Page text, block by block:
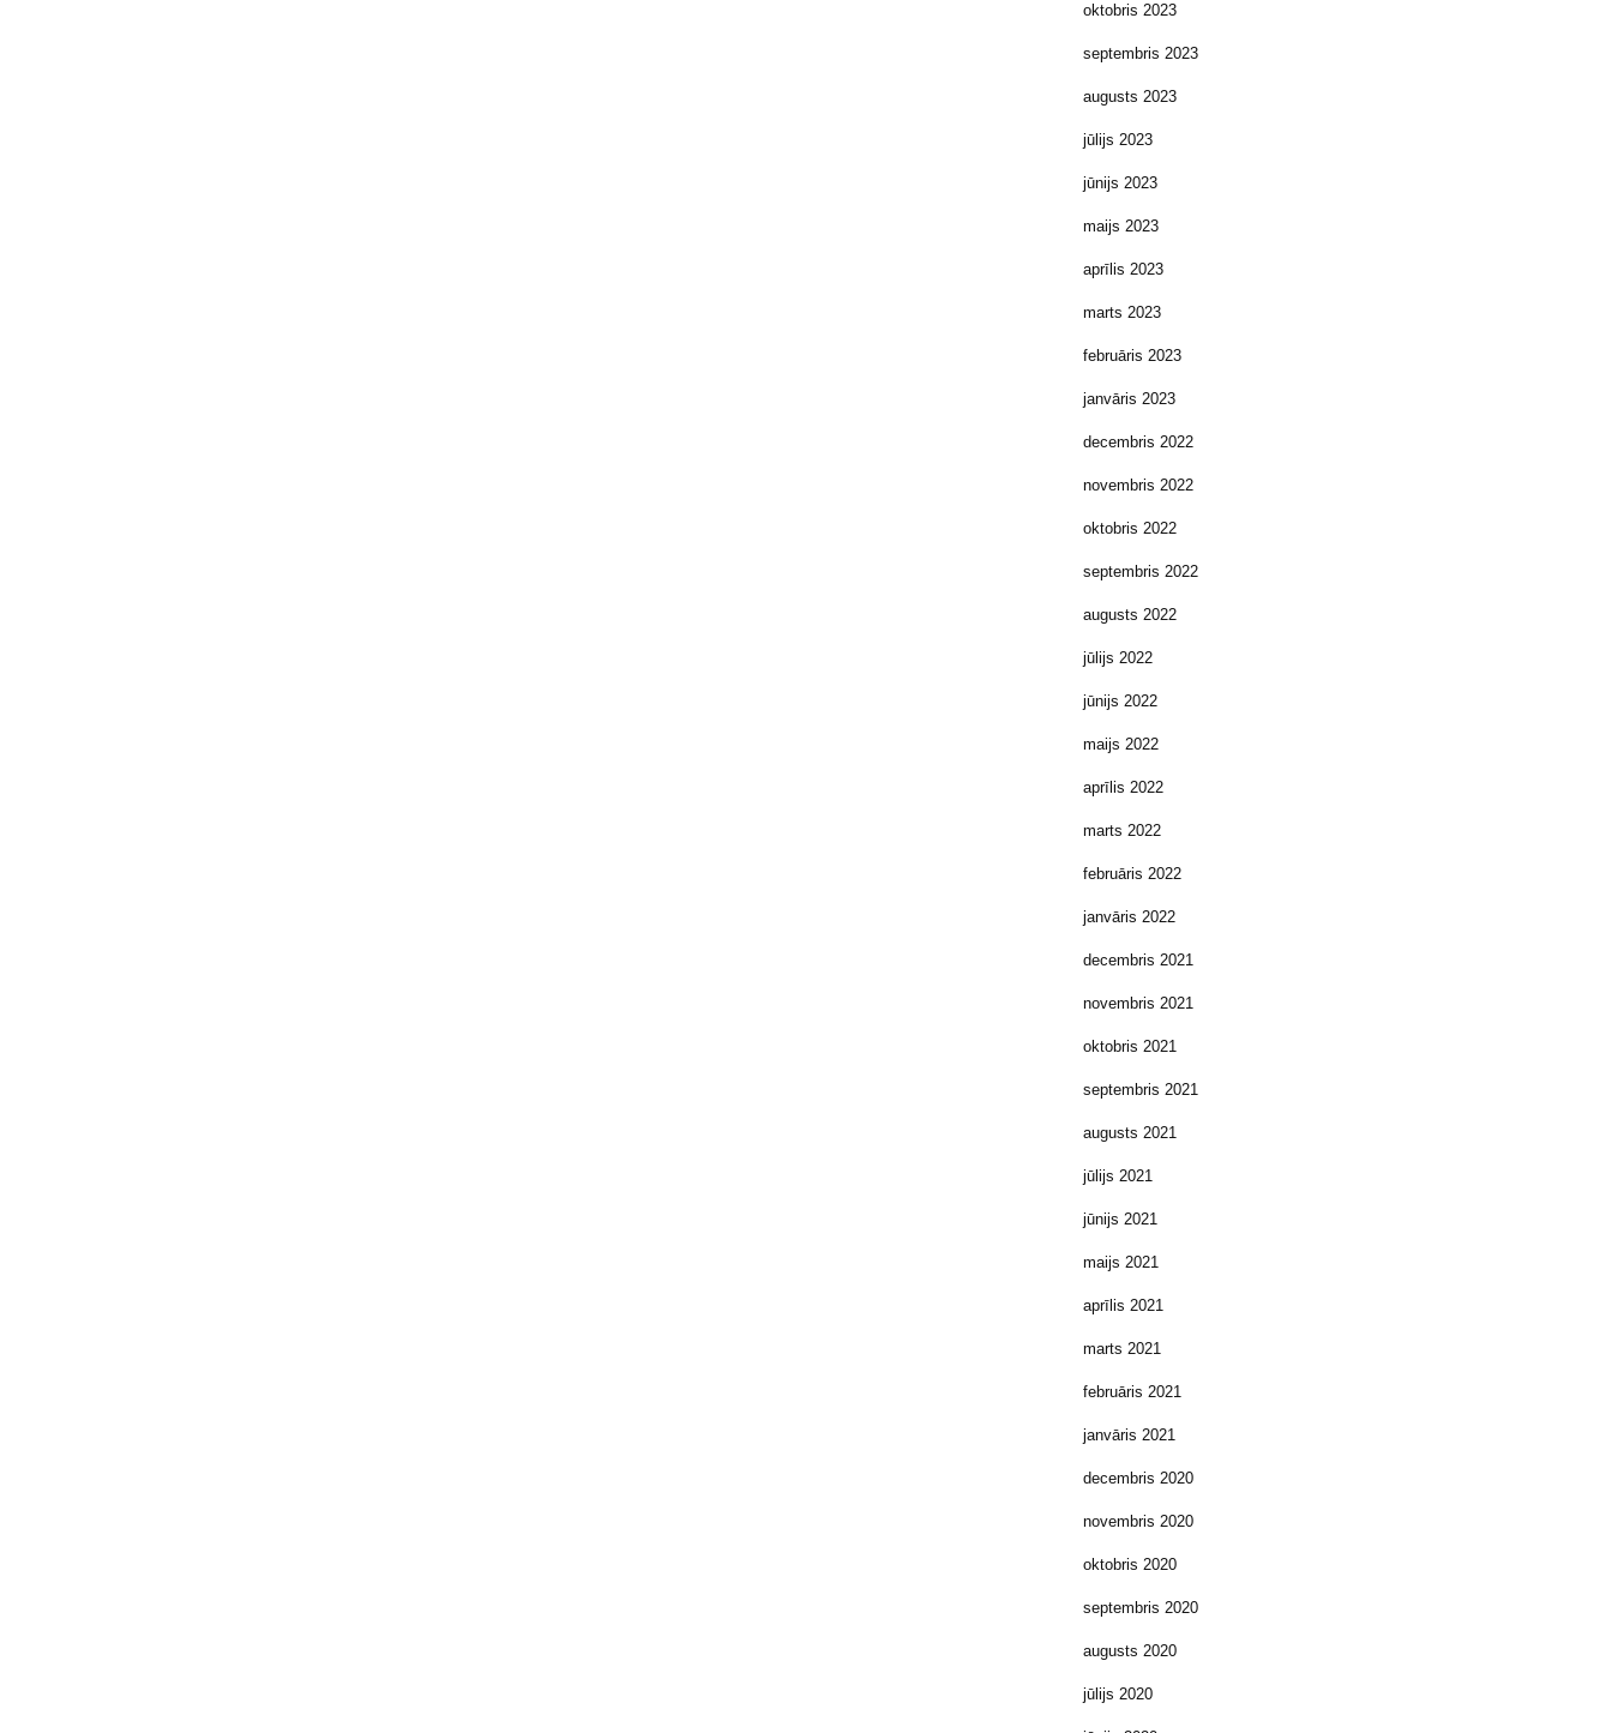
oktobris 2023
septembris 2023
augusts 2023
jūlijs 2023
jūnijs 2023
maijs 2023
aprīlis 2023
marts 2023
februāris 2023
janvāris 2023
decembris 2022
novembris 2022
oktobris 2022
septembris 2022
augusts 2022
jūlijs 2022
jūnijs 2022
maijs 2022
aprīlis 2022
marts 2022
februāris 2022
janvāris 2022
decembris 2021
novembris 2021
oktobris 2021
septembris 2021
augusts 2021
jūlijs 2021
jūnijs 2021
maijs 2021
aprīlis 2021
marts 2021
februāris 2021
janvāris 2021
decembris 2020
novembris 2020
oktobris 2020
septembris 2020
augusts 2020
jūlijs 2020